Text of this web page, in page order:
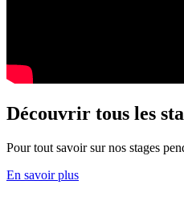
Découvrir tous les
Pour tout savoir sur nos stages
En savoir plus